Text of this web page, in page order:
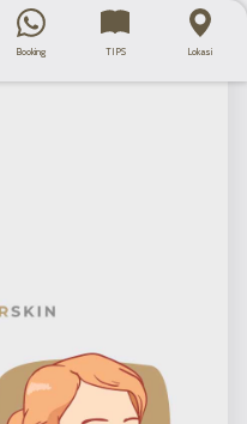
Booking TIPS Lokasi